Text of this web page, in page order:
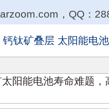
，QQ：
钙钛矿叠层 太阳能电池
阳能电池寿命难题